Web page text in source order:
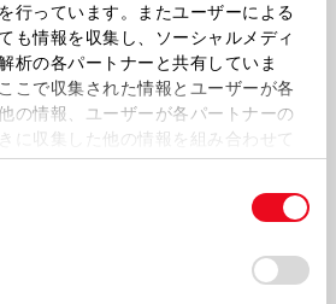
行っています。またユーザーによる
も情報を収集し、ソーシャルメディ
析の各パートナーと共有していま
こで収集された情報とユーザーが各
の情報、ユーザーが各パートナーの
に収集した他の情報を組み合わせて
。当ウェブサイトの使用を続行する
クッキー)が保存されることに同
Cookie(クッキー)のオプトアウト、
12月